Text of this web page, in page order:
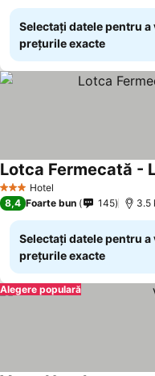
Selectați datele pentru a
prețurile exacte
3 SteleHotel
Lotca Fermecată -
8,4 Foarte bun 145 3.5
Selectați datele pentru a
prețurile exacte
Alegere populară